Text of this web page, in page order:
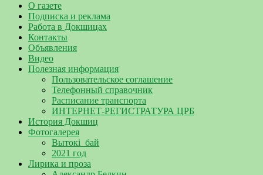
О газете
Подписка и реклама
Работа в Докшицах
Контакты
Объявления
Видео
Полезная информация
Пользовательское соглашение
Телефонный справочник
Расписание транспорта
ИНТЕРНЕТ-РЕГИСТРАТУРА ЦРБ
История Докшиц
Фотогалерея
Вытокі_бай
2021 год
Лирика и проза